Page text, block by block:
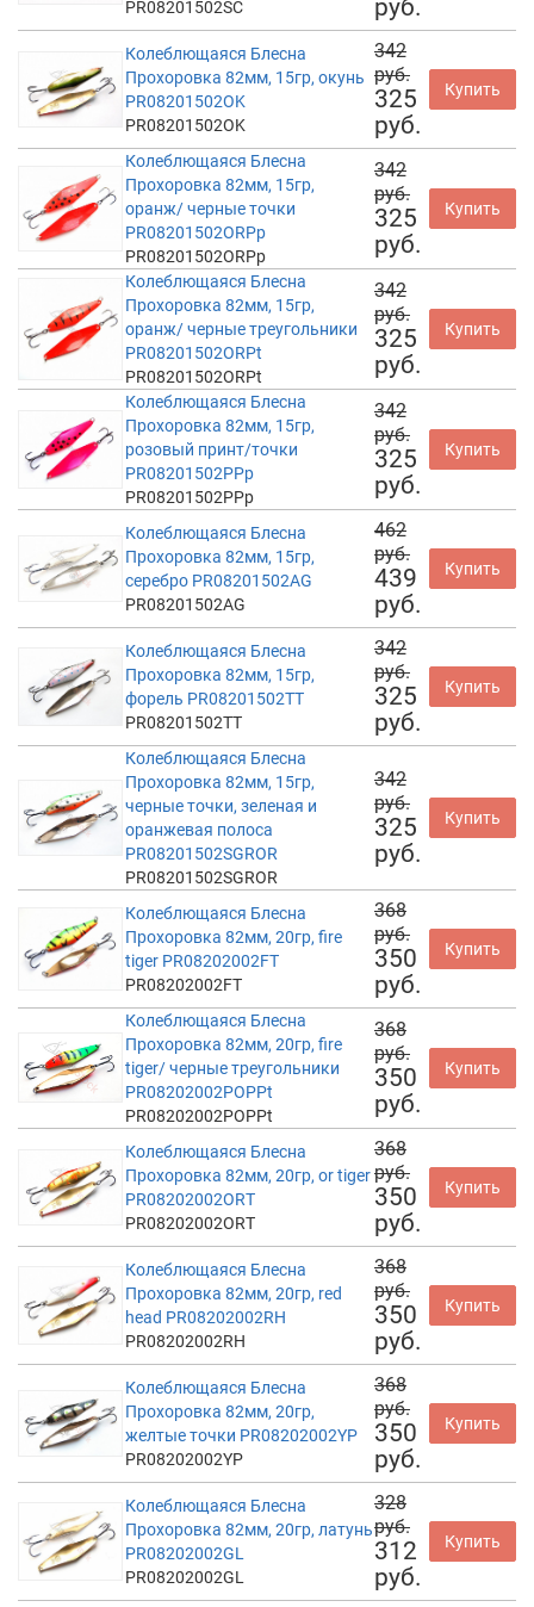
PR08201502SC руб.
Колеблющаяся Блесна
Прохоровка 82мм, 15гр, окунь
PR08201502OK
PR08201502OK
342
руб.
325
руб.
Купить
Колеблющаяся Блесна
Прохоровка 82мм, 15гр,
оранж/ черные точки
PR08201502ORPp
PR08201502ORPp
342
руб.
325
руб.
Купить
Колеблющаяся Блесна
Прохоровка 82мм, 15гр,
оранж/ черные треугольники
PR08201502ORPt
PR08201502ORPt
342
руб.
325
руб.
Купить
Колеблющаяся Блесна
Прохоровка 82мм, 15гр,
розовый принт/точки
PR08201502PPp
PR08201502PPp
342
руб.
325
руб.
Купить
Колеблющаяся Блесна
Прохоровка 82мм, 15гр,
серебро PR08201502AG
PR08201502AG
462
руб.
439
руб.
Купить
Колеблющаяся Блесна
Прохоровка 82мм, 15гр,
форель PR08201502TT
PR08201502TT
342
руб.
325
руб.
Купить
Колеблющаяся Блесна
Прохоровка 82мм, 15гр,
черные точки, зеленая и
оранжевая полоса
PR08201502SGROR
PR08201502SGROR
342
руб.
325
руб.
Купить
Колеблющаяся Блесна
Прохоровка 82мм, 20гр, fire
tiger PR08202002FT
PR08202002FT
368
руб.
350
руб.
Купить
Колеблющаяся Блесна
Прохоровка 82мм, 20гр, fire
tiger/ черные треугольники
PR08202002POPPt
PR08202002POPPt
368
руб.
350
руб.
Купить
Колеблющаяся Блесна
Прохоровка 82мм, 20гр, or tiger
PR08202002ORT
PR08202002ORT
368
руб.
350
руб.
Купить
Колеблющаяся Блесна
Прохоровка 82мм, 20гр, red
head PR08202002RH
PR08202002RH
368
руб.
350
руб.
Купить
Колеблющаяся Блесна
Прохоровка 82мм, 20гр,
желтые точки PR08202002YP
PR08202002YP
368
руб.
350
руб.
Купить
Колеблющаяся Блесна
Прохоровка 82мм, 20гр, латунь
PR08202002GL
PR08202002GL
328
руб.
312
руб.
Купить